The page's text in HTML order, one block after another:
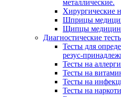
металлические.
Хирургические
Шприцы
Щипцы
Диагностические
Тесты для
резус-
Тесты на
Тесты на
Тесты на
Тесты на